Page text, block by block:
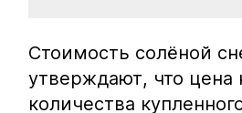
Стоимость солёной
утверждают, что цена
количества